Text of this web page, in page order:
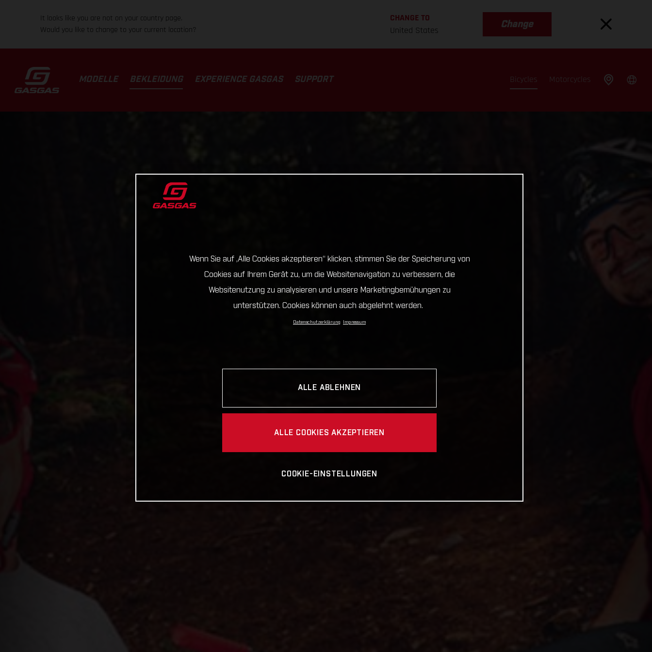
It looks like you are not on your country page.
Would you like to change to your current location?
CHANGE TO
United States
Change
MODELLE BEKLEIDUNG EXPERIENCE GASGAS SUPPORT Bicycles Motorcycles
Wenn Sie auf „Alle Cookies akzeptieren“ klicken, stimmen Sie der Speicherung von
Cookies auf Ihrem Gerät zu, um die Websitenavigation zu verbessern, die
Websitenutzung zu analysieren und unsere Marketingbemühungen zu
unterstützen. Cookies können auch abgelehnt werden.
Datenschutzerklärung Impressum
ALLE ABLEHNEN
ALLE COOKIES AKZEPTIEREN
COOKIE-EINSTELLUNGEN